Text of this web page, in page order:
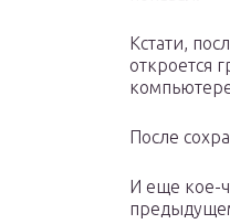
Кстати,
откроется
После
И еще кое-